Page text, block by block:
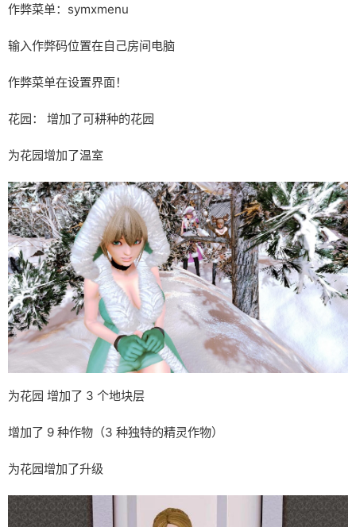
作弊菜单：symxmenu
输入作弊码位置在自己房间电脑
作弊菜单在设置界面！
花园： 增加了可耕种的花园
为花园增加了温室
为花园 增加了 3 个地块层
增加了 9 种作物（3 种独特的精灵作物）
为花园增加了升级